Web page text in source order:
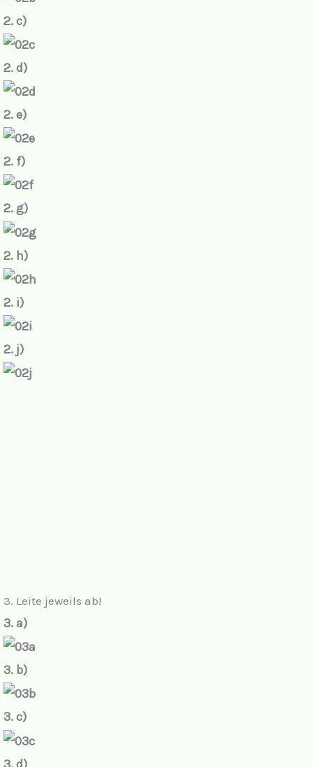
2. c)
2. d)
2. e)
2. f)
2. g)
2. h)
2. i)
2. j)
3. Leite jeweils ab!
3. a)
3. b)
3. c)
3. d)